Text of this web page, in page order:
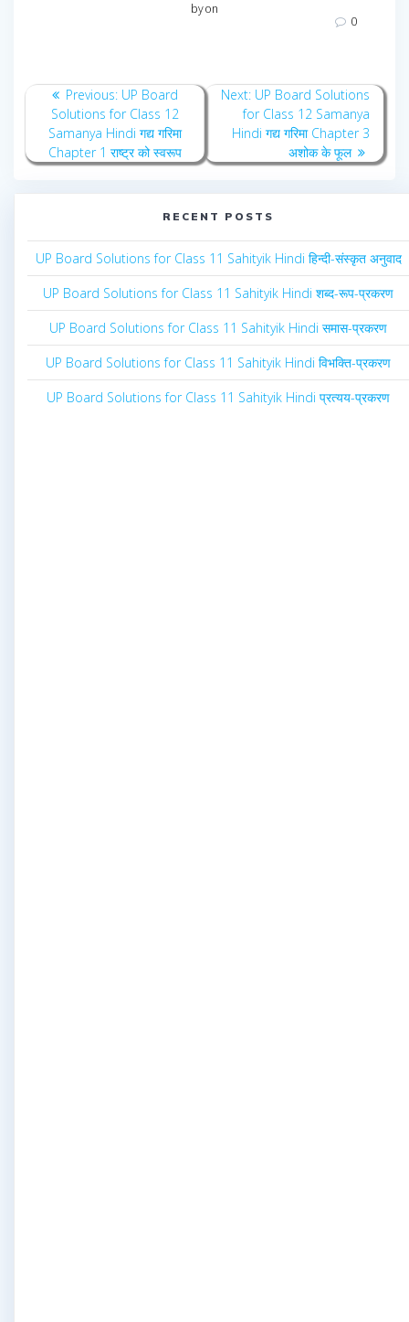
byon
0
Post
navigation
Previous: Previous
post:
UP Board
Solutions for Class 12
Samanya Hindi गद्य गरिमा
Chapter 1 राष्ट्र को स्वरूप
Next: Next
post:
UP Board Solutions
for Class 12 Samanya
Hindi गद्य गरिमा Chapter 3
अशोक के फूल
RECENT POSTS
UP Board Solutions for Class 11 Sahityik Hindi हिन्दी-संस्कृत अनुवाद
UP Board Solutions for Class 11 Sahityik Hindi शब्द-रूप-प्रकरण
UP Board Solutions for Class 11 Sahityik Hindi समास-प्रकरण
UP Board Solutions for Class 11 Sahityik Hindi विभक्ति-प्रकरण
UP Board Solutions for Class 11 Sahityik Hindi प्रत्यय-प्रकरण